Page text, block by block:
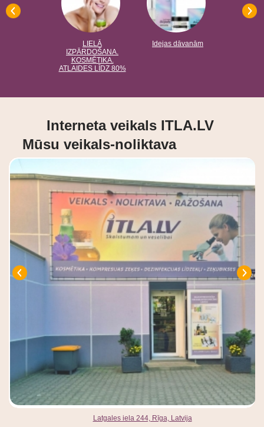
LIELĀ
IZPĀRDOŠANA.
KOSMĒTIKA.
ATLAIDES LĪDZ 80%
Idejas dāvanām
Interneta veikals ITLA.LV
Mūsu veikals-noliktava
Latgales iela 244, Rīga, Latvija